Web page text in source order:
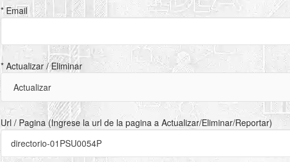
* Email
* Actualizar / Eliminar
Url / Pagina (Ingrese la url de la pagina a Actualizar/Eliminar/Reportar)